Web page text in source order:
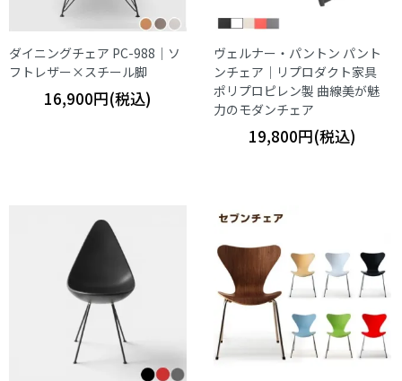
ダイニングチェア PC-988｜ソ
フトレザー×スチール脚
16,900円(税込)
ヴェルナー・パントン パント
ンチェア｜リプロダクト家具
ポリプロピレン製 曲線美が魅
力のモダンチェア
19,800円(税込)